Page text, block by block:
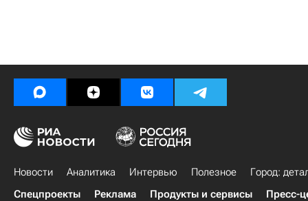
Новости Аналитика Интервью Полезное
Город:
Спецпроекты
Реклама Продукты и сервисы Пресс-